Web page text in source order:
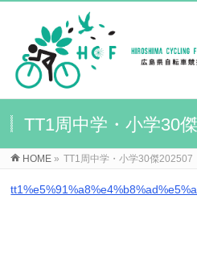
TT1周中学・小学30
HOME » TT1周中学・小学30傑202507